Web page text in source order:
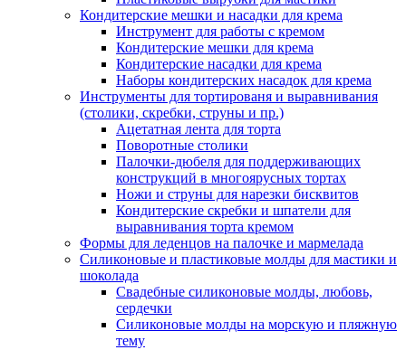
Кондитерские мешки и насадки для крема
Инструмент для работы с кремом
Кондитерские мешки для крема
Кондитерские насадки для крема
Наборы кондитерских насадок для крема
Инструменты для тортированя и выравнивания
(столики, скребки, струны и пр.)
Ацетатная лента для торта
Поворотные столики
Палочки-дюбеля для поддерживающих
конструкций в многоярусных тортах
Ножи и струны для нарезки бисквитов
Кондитерские скребки и шпатели для
выравнивания торта кремом
Формы для леденцов на палочке и мармелада
Силиконовые и пластиковые молды для мастики и
шоколада
Свадебные силиконовые молды, любовь,
сердечки
Силиконовые молды на морскую и пляжную
тему